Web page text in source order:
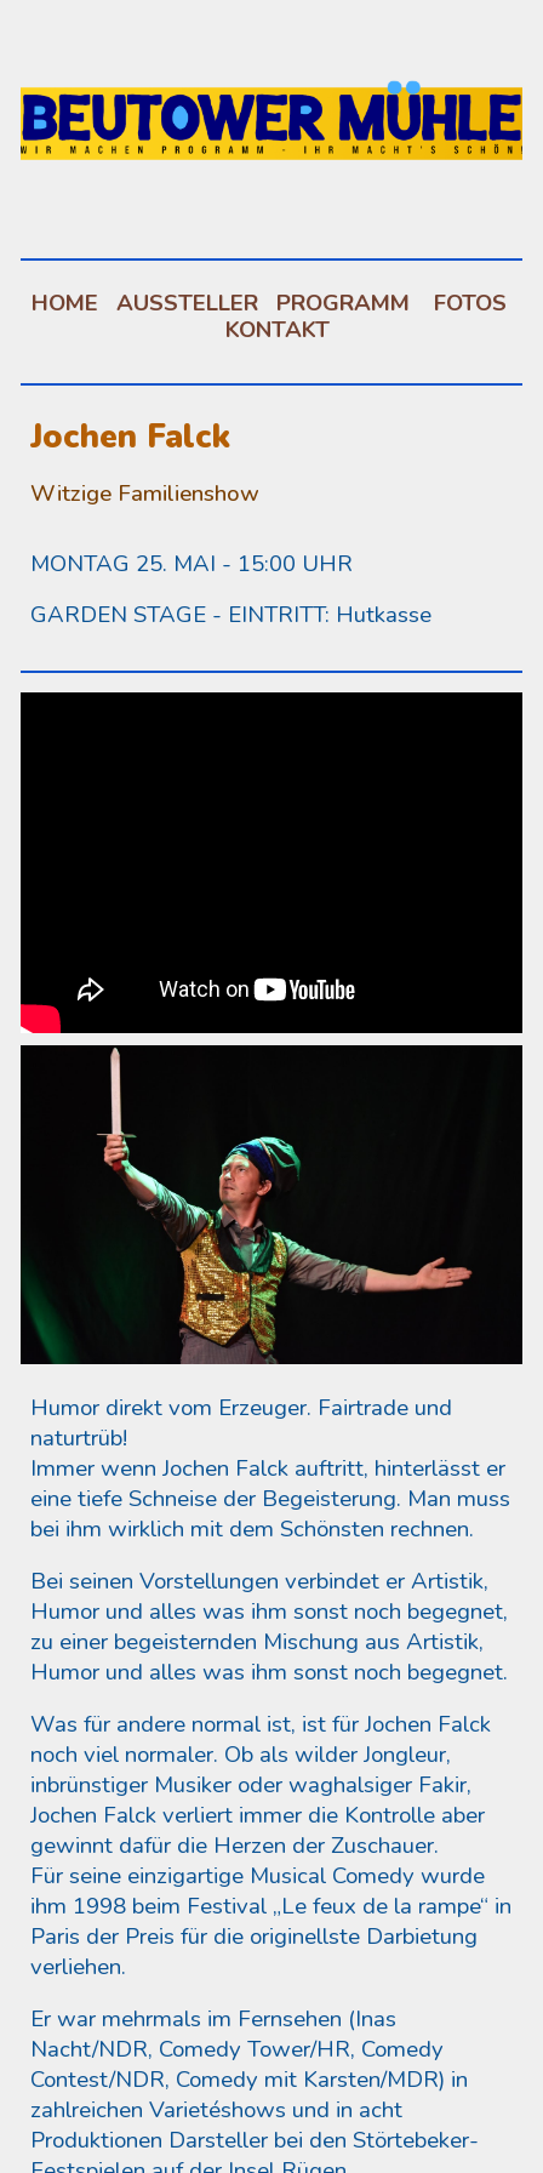
HOME AUSSTELLER PROGRAMM
FOTOS
KONTAKT
Jochen Falck
Witzige Familienshow
MONTAG 25. MAI - 15:00 UHR
GARDEN STAGE - EINTRITT: Hutkasse
Humor direkt vom Erzeuger. Fairtrade und
naturtrüb!
Immer wenn Jochen Falck auftritt, hinterlässt er
eine tiefe Schneise der Begeisterung. Man muss
bei ihm wirklich mit dem Schönsten rechnen.
Bei seinen Vorstellungen verbindet er Artistik,
Humor und alles was ihm sonst noch begegnet,
zu einer begeisternden Mischung aus Artistik,
Humor und alles was ihm sonst noch begegnet.
Was für andere normal ist, ist für Jochen Falck
noch viel normaler. Ob als wilder Jongleur,
inbrünstiger Musiker oder waghalsiger Fakir,
Jochen Falck verliert immer die Kontrolle aber
gewinnt dafür die Herzen der Zuschauer.
Für seine einzigartige Musical Comedy wurde
ihm 1998 beim Festival „Le feux de la rampe“ in
Paris der Preis für die originellste Darbietung
verliehen.
Er war mehrmals im Fernsehen (Inas
Nacht/NDR, Comedy Tower/HR, Comedy
Contest/NDR, Comedy mit Karsten/MDR) in
zahlreichen Varietéshows und in acht
Produktionen Darsteller bei den Störtebeker-